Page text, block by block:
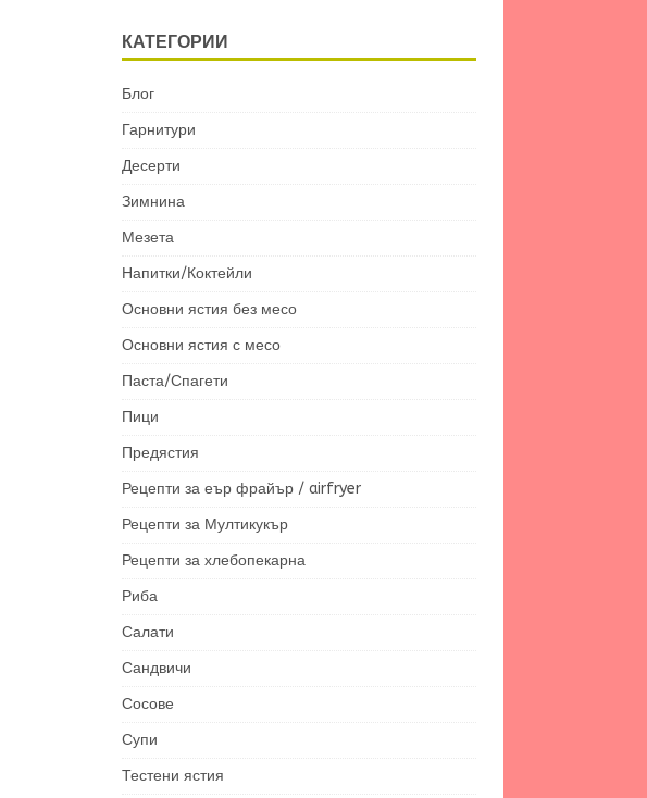
КАТЕГОРИИ
Блог
Гарнитури
Десерти
Зимнина
Мезета
Напитки/Коктейли
Основни ястия без месо
Основни ястия с месо
Паста/Спагети
Пици
Предястия
Рецепти за еър фрайър / airfryer
Рецепти за Мултикукър
Рецепти за хлебопекарна
Риба
Салати
Сандвичи
Сосове
Супи
Тестени ястия